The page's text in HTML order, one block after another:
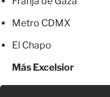
Metro CDMX
El Chapo
Más Excelsior